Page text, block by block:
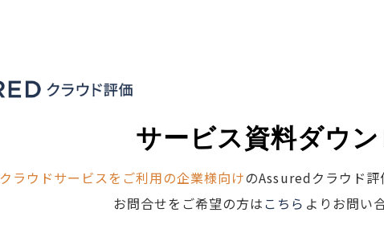
サービス資料ダウン
クラウドサービスをご利用の企業様向けのAssuredクラウド評
お問合せをご希望の方は こちら よりお問い